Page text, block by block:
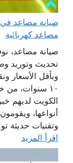
مصاعد كهربائية
صيانة مصاعد،
تحديث وتوريد
وبأقل الأسعار
١٠ سنوات،
الكويت لديهم
أنواعها،
وتقنيات حديثة
اقرأ المزيد